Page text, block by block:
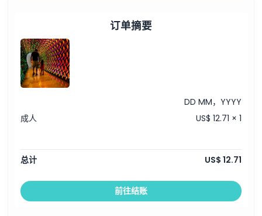
订单摘要
DD MM，YYYY
成人
US$ 12.71 × 1
总计 US$ 12.71
前往结账